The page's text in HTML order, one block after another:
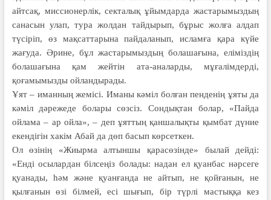
айт­сақ, миссионерлік, секталық ұйым­дарда жастарымыздың
сана­сын улап, тура жолдан тайдырып, бұрыс жолға алдап
түсіріп, өз мақ­саттарына пайдаланып, ислам­ға қара күйе
жағуда. Әрине, бұл жастарымыздың болашағына, еліміздің
болашағына қам жей­тін ата-аналарды, мұғалімдерді,
қоғамымызды ойландырады.
Ұят – иманның жемісі. Иманы кәміл болған пенденің ұяты да
кәміл дәрежеде болары сөзсіз. Сондықтан болар, «Пайда
ойлама – ар ойла», – деп ұят­тың қаншалықты қым­бат дүние
екендігін хакім Абай да дөп басып көрсеткен.
Ол өзінің «Жиыр­ма алтыншы қарасөзін­де» былай дейді:
«Енді осылардан білсеңіз бо­лады: надан ел қуанбас нәрсеге
қуанады, һәм және қуанғанда не айтып, не қойғанын, не
қылғанын өзі білмей, есі шығып, бір түрлі мастыққа кез